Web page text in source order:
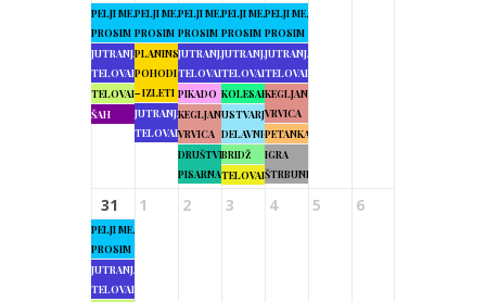
PELJI ME,
PROSIM
JUTRANJA
TELOVADBA
TELOVADBA
ŠAH
PELJI ME,
PROSIM
PLANINSKI
POHODI
– IZLETI
JUTRANJA
TELOVADBA
PELJI ME,
PROSIM
JUTRANJA
TELOVADBA
PIKADO
KEGLJANJE
VRVICA
DRUŠTVENA
PISARNA
PELJI ME,
PROSIM
JUTRANJA
TELOVADBA
KOLESARJENJE
USTVARJALNE
DELAVNICE
BRIDŽ
TELOVADBA
PELJI ME,
PROSIM
JUTRANJA
TELOVADBA
KEGLJANJE
VRVICA
PETANKA
IGRA
ŠTRBUNK
31
PELJI ME,
PROSIM
JUTRANJA
TELOVADBA
1 2 3 4 5 6